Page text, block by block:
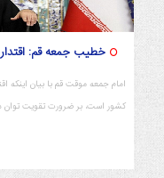
خطیب جمعه قم:
امام جمعه موقت قم با بیان اینکه
کشور است، بر ضرورت تقویت توان